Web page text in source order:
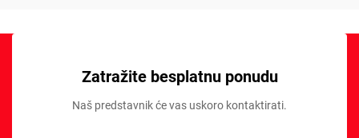
Zatražite besplatnu ponudu
Naš predstavnik će vas uskoro kontaktirati.